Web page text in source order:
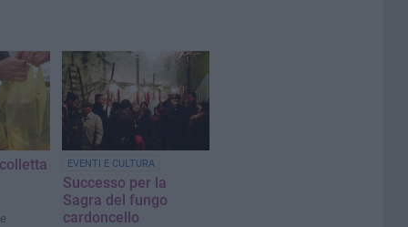
EVENTI E CULTURA
Successo per la
Sagra del fungo
cardoncello